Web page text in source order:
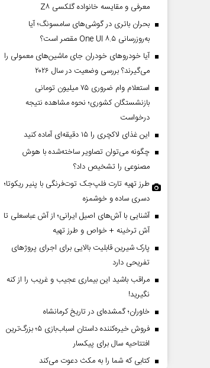
معرفی و مقایسه خانواده گلکسی Z۸
بحران باتری در گوشی‌های سامسونگ؛ آیا
به‌روزرسانی One UI ۸.۵ مقصر است؟
آیا خودروهای خودران جای ماشین‌های معمولی را
می‌گیرند؟ بررسی وضعیت در سال ۲۰۲۶
استعلام وام ضروری ۷۵ میلیون تومانی
بازنشستگان کشوری؛ نحوه مشاهده نتیجه
درخواست
این غذای لاکچری را ۱۵ دقیقه‌ای آماده کنید
چگونه می‌توان تصاویر ساخته‌شده با هوش
مصنوعی را تشخیص داد؟
طرز تهیه تارت فلپ‌جک توت‌فرنگی با پنیر ریکوتا؛
دسری ساده و خوشمزه
آشنایی با آش‌های اصیل ایرانی؛ از آش عباسعلی تا
آش ترخینه + خواص و طرز تهیه
پارک شیرین قابلیت‌ بالایی برای اجرای پروژهای
تفریحی دارد
مراقب باشید این بیماری عجیب و غریب را از کنه
نگیرید!
خاوران؛ گمشده‌ای در تاریخ کرمانشاه
فروش خیره‌کننده داستان اسباب‌بازی ۵؛ بزرگ‌ترین
افتتاحیه سال برای پیکسار
کتابی که شما را به مکث دعوت می‌کند
ارشد مسائل منطقه
حادثه‌های
محمدجعفر محمدزاده -